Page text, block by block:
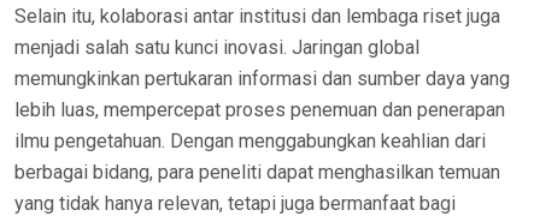
Selain itu, kolaborasi antar institusi dan lembaga riset juga
menjadi salah satu kunci inovasi. Jaringan global
memungkinkan pertukaran informasi dan sumber daya yang
lebih luas, mempercepat proses penemuan dan penerapan
ilmu pengetahuan. Dengan menggabungkan keahlian dari
berbagai bidang, para peneliti dapat menghasilkan temuan
yang tidak hanya relevan, tetapi juga bermanfaat bagi